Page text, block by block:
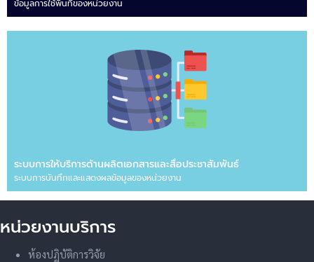
ข้อมูลการใช้พื้นที่ของหน่วยงาน
ระบบการให้บริการด้านผลิตเอกสารและสื่อประชาสัมพันธ์
ระบบการบันทึกและแสดงผลข้อมูลของหน่วยงาน
หน่วยงานบริการ
ห้องปฏิบัติการวิจัย